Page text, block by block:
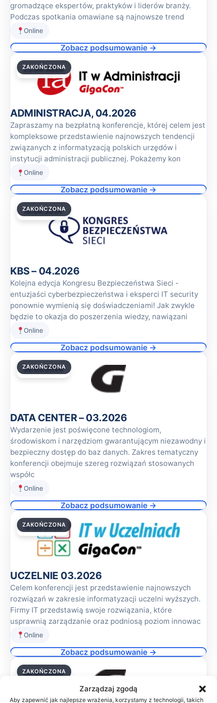
Zarządzaj zgodą
Aby zapewnić jak najlepsze wrażenia, korzystamy z technologii, takich
gromadzące ekspertów, praktyków i liderów branży.
Podczas spotkania omawiane są najnowsze trend
Online
Zobacz podsumowanie →
23.04.2026
ZAKOŃCZONA
ADMINISTRACJA, 04.2026
Zapraszamy na bezpłatną konferencje, której celem jest
kompleksowe przedstawienie najnowszych tendencji
związanych z informatyzacją polskich urzędów i
instytucji administracji publicznej. Pokażemy kon
Online
Zobacz podsumowanie →
16.04.2026
ZAKOŃCZONA
KBS – 04.2026
Kolejna edycja Kongresu Bezpieczeństwa Sieci -
entuzjaści cyberbezpieczeństwa i eksperci IT security
ponownie wymienią się doświadczeniami! Jak zwykle
będzie to okazja do poszerzenia wiedzy, nawiązani
Online
Zobacz podsumowanie →
26.03.2026
ZAKOŃCZONA
DATA CENTER – 03.2026
Wydarzenie jest poświęcone technologiom,
środowiskom i narzędziom gwarantującym niezawodny i
bezpieczny dostęp do baz danych. Zakres tematyczny
konferencji obejmuje szereg rozwiązań stosowanych
współc
Online
Zobacz podsumowanie →
12.03.2026
ZAKOŃCZONA
UCZELNIE 03.2026
Celem konferencji jest przedstawienie najnowszych
rozwiązań w zakresie informatyzacji uczelni wyższych.
Firmy IT przedstawią swoje rozwiązania, które
usprawnią zarządzanie oraz podniosą poziom innowac
Online
Zobacz podsumowanie →
26.02.2026
ZAKOŃCZONA